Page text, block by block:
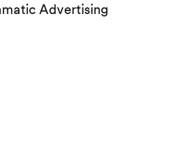
Advertising